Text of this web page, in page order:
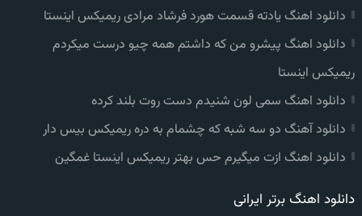
دانلود اهنگ یادته قسمت هورد فرشاد مرادی ریمیکس اینستا
دانلود اهنگ پیشرو من که داشتم همه چیو درست میکردم
ریمیکس اینستا
دانلود اهنگ سمی لون شنیدم دست روت بلند کرده
دانلود آهنگ دو سه شبه که چشمام به دره ریمیکس بیس دار
دانلود اهنگ ازت میگیرم حس بهتر ریمیکس اینستا غمگین
دانلود اهنگ برتر ایرانی